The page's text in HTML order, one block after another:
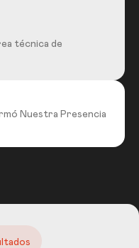
técnica de
Nuestra Presencia